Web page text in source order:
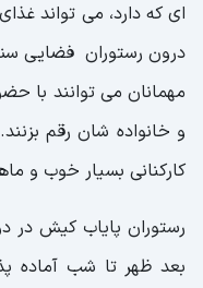
ای که دارد، می تواند
درون رستوران فضایی
مهمانان می توانند با
کارکنانی بسیار خوب و
رستوران پایاب کیش در
بعد ظهر تا شب آماده